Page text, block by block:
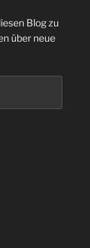
Blog zu
über neue